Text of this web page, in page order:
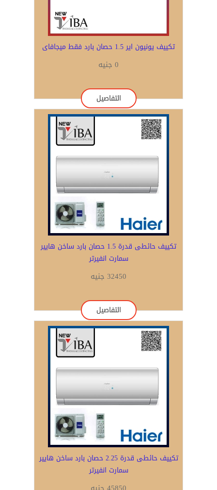
تكييف يونيون اير 1.5 حصان بارد فقط ميجافاى
0 جنيه
التفاصيل
تكييف حائطى قدرة 1.5 حصان بارد ساخن هايير
سمارت انفيرتر
32450 جنيه
التفاصيل
تكييف حائطى قدرة 2.25 حصان بارد ساخن هايير
سمارت انفيرتر